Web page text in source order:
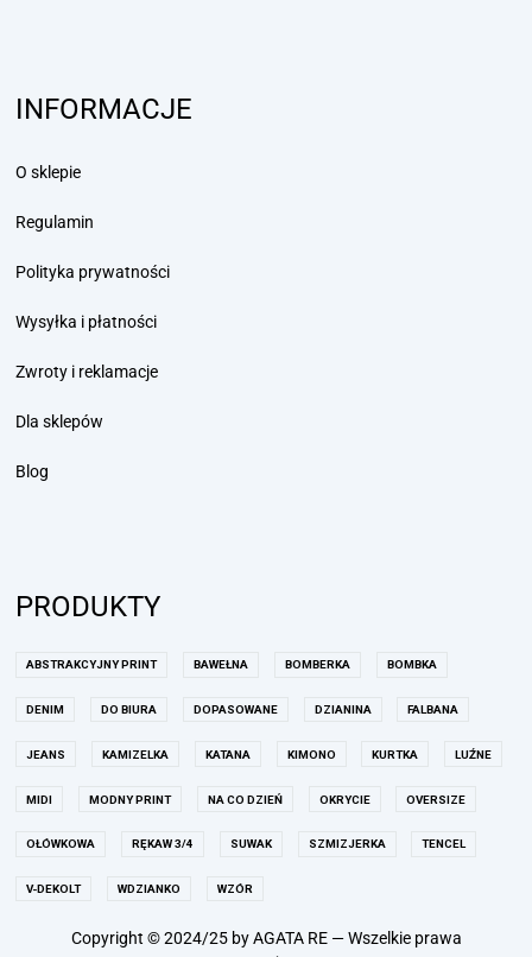
INFORMACJE
O sklepie
Regulamin
Polityka prywatności
Wysyłka i płatności
Zwroty i reklamacje
Dla sklepów
Blog
PRODUKTY
ABSTRAKCYJNY PRINT BAWEŁNA BOMBERKA BOMBKA
DENIM DO BIURA DOPASOWANE DZIANINA FALBANA
JEANS KAMIZELKA KATANA KIMONO KURTKA LUŹNE
MIDI MODNY PRINT NA CO DZIEŃ OKRYCIE OVERSIZE
OŁÓWKOWA RĘKAW 3/4 SUWAK SZMIZJERKA TENCEL
V-DEKOLT WDZIANKO WZÓR
Copyright © 2024/25 by AGATA RE — Wszelkie prawa